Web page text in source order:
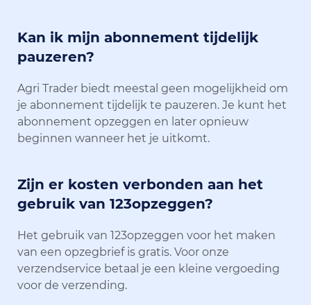
Kan ik mijn abonnement tijdelijk
pauzeren?
Agri Trader biedt meestal geen mogelijkheid om
je abonnement tijdelijk te pauzeren. Je kunt het
abonnement opzeggen en later opnieuw
beginnen wanneer het je uitkomt.
Zijn er kosten verbonden aan het
gebruik van 123opzeggen?
Het gebruik van 123opzeggen voor het maken
van een opzegbrief is gratis. Voor onze
verzendservice betaal je een kleine vergoeding
voor de verzending.